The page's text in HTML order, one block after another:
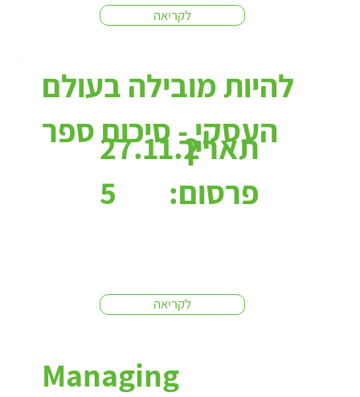
לקריאה
להיות מובילה בעולם
העסקי - סיכום ספר
לקריאה
27.11.2
5
תאריך
פרסום:
Managing